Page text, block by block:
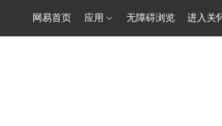
网易首页 应用 无障碍浏览 进入关